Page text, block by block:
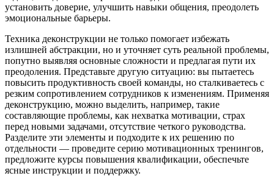
установить доверие, улучшить навыки общения, преодолеть
эмоциональные барьеры.
Техника деконструкции не только помогает избежать
излишней абстракции, но и уточняет суть реальной проблемы,
попутно выявляя основные сложности и предлагая пути их
преодоления. Представьте другую ситуацию: вы пытаетесь
повысить продуктивность своей команды, но сталкиваетесь с
резким сопротивлением сотрудников к изменениям. Применяя
деконструкцию, можно выделить, например, такие
составляющие проблемы, как нехватка мотивации, страх
перед новыми задачами, отсутствие четкого руководства.
Разделите эти элементы и подходите к их решению по
отдельности — проведите серию мотивационных тренингов,
предложите курсы повышения квалификации, обеспечьте
ясные инструкции и поддержку.